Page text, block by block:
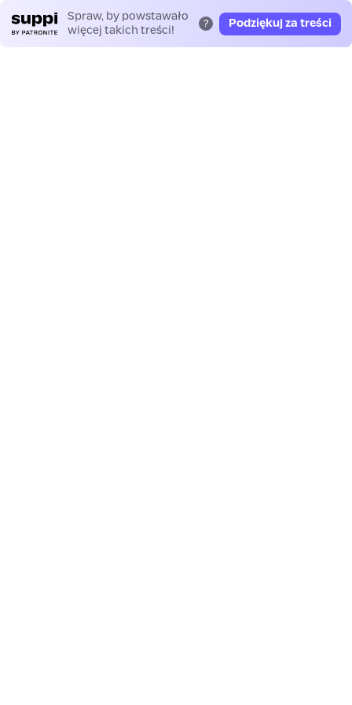
Spraw, by powstawało
więcej takich treści!
? Podziękuj za treści